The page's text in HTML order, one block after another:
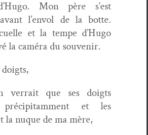
Mon père s’est
l’envol de la botte.
et la tempe d’Hugo
la caméra du souvenir.
ver­rait que ses doigts
pré­cipi­ta­m­ment et les
la nuque de ma mère,